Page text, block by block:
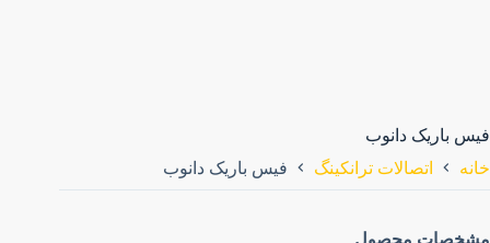
فیس باریک دانوب
خانه
اتصالات ترانکینگ فیس باریک دانوب
مشخصات محصول